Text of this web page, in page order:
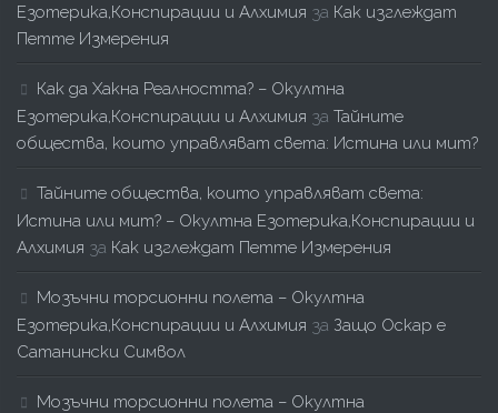
Езотерика,Конспирации и Алхимия за Как изглеждат
Петте Измерения
Как да Хакна Реалността? – Окултна
Езотерика,Конспирации и Алхимия за Тайните
общества, които управляват света: Истина или мит?
Тайните общества, които управляват света:
Истина или мит? – Окултна Езотерика,Конспирации и
Алхимия за Как изглеждат Петте Измерения
Мозъчни торсионни полета – Окултна
Езотерика,Конспирации и Алхимия за Защо Оскар е
Сатанински Символ
Мозъчни торсионни полета – Окултна